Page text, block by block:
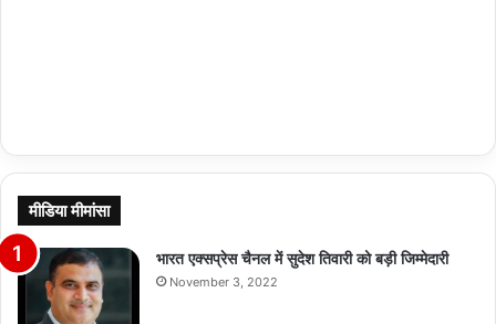
मीडिया मीमांसा
भारत एक्सप्रेस चैनल में सुदेश तिवारी को बड़ी जिम्मेदारी
November 3, 2022